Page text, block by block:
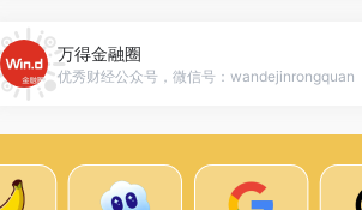
万得金融圈
优秀财经公众号，微信号：wandejinrongquan